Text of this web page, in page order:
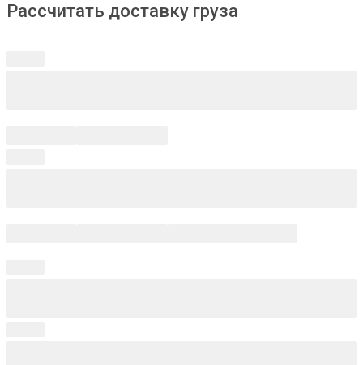
Рассчитать доставку груза